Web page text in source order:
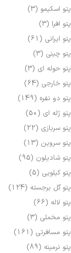
پتو اسکیمو (3)
پتو افرا (3)
پتو ایرانی (61)
پتو چینی (3)
پتو حوله ای (3)
پتو خارجی (64)
پتو دو نفره (149)
پتو ژله ای (50)
پتو سربازی (22)
پتو سروین (13)
پتو شادیلون (95)
پتو کیلویی (5)
پتو گل برجسته (124)
پتو لاله (66)
پتو مخملی (3)
پتو مسافرتی (161)
پتو نرمینه (89)